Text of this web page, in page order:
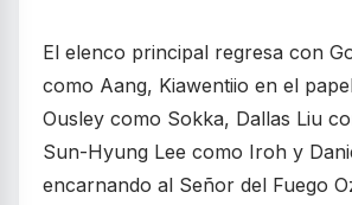
El elenco principal regresa con
como Aang, Kiawentiio en el
Ousley como Sokka, Dallas Liu
Sun-Hyung Lee como Iroh y
encarnando al Señor del Fuego